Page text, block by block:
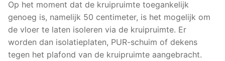
Op het moment dat de kruipruimte toegankelijk
genoeg is, namelijk 50 centimeter, is het mogelijk om
de vloer te laten isoleren via de kruipruimte. Er
worden dan isolatieplaten, PUR-schuim of dekens
tegen het plafond van de kruipruimte aangebracht.